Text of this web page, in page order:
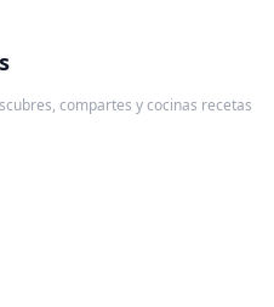
compartes y cocinas recetas